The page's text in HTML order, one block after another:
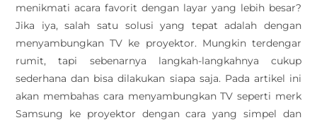
menikmati acara favorit dengan layar yang lebih besar?
Jika iya, salah satu solusi yang tepat adalah dengan
menyambungkan TV ke proyektor. Mungkin terdengar
rumit, tapi sebenarnya langkah-langkahnya cukup
sederhana dan bisa dilakukan siapa saja. Pada artikel ini
akan membahas cara menyambungkan TV seperti merk
Samsung ke proyektor dengan cara yang simpel dan